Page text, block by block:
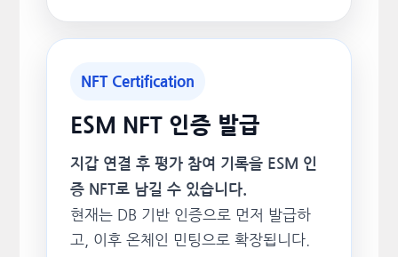
NFT Certification
ESM NFT 인증 발급
지갑 연결 후 평가 참여 기록을 ESM 인
증 NFT로 남길 수 있습니다.
현재는 DB 기반 인증으로 먼저 발급하
고, 이후 온체인 민팅으로 확장됩니다.